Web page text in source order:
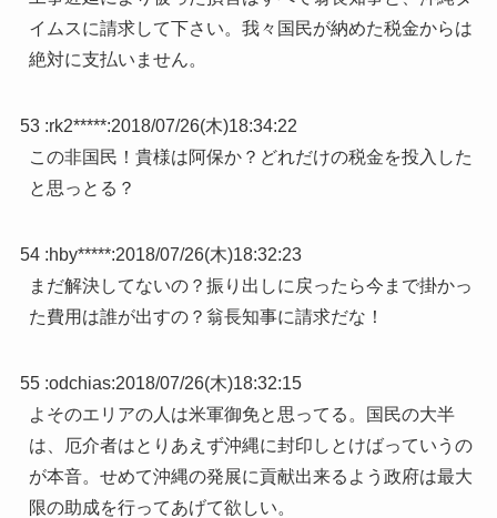
イムスに請求して下さい。我々国民が納めた税金からは
絶対に支払いません。
53 :rk2*****:2018/07/26(木)18:34:22
この非国民！貴様は阿保か？どれだけの税金を投入した
と思っとる？
54 :hby*****:2018/07/26(木)18:32:23
まだ解決してないの？振り出しに戻ったら今まで掛かっ
た費用は誰が出すの？翁長知事に請求だな！
55 :odchias:2018/07/26(木)18:32:15
よそのエリアの人は米軍御免と思ってる。国民の大半
は、厄介者はとりあえず沖縄に封印しとけばっていうの
が本音。せめて沖縄の発展に貢献出来るよう政府は最大
限の助成を行ってあげて欲しい。